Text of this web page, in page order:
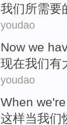
我们所需要
youdao
Now we
现在我们有
youdao
When we
这样当我们